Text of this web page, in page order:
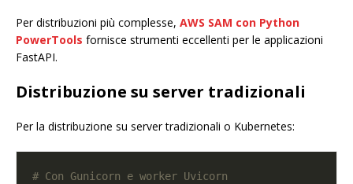
Per distribuzioni più complesse, AWS SAM con Python
PowerTools fornisce strumenti eccellenti per le applicazioni
FastAPI.
Distribuzione su server tradizionali
Per la distribuzione su server tradizionali o Kubernetes:
# Con Gunicorn e worker Uvicorn